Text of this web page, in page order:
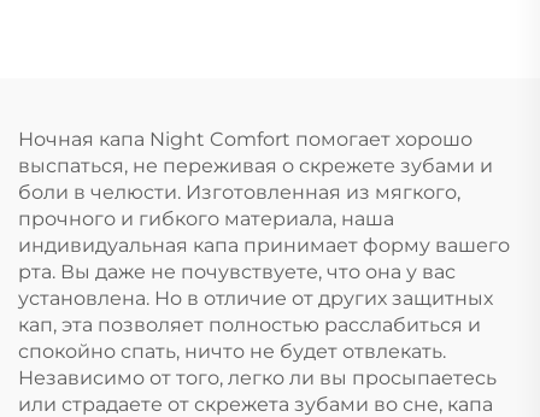
остановки дыхания
ртом во сне Лента
для рта
Ночная капа Night Comfort помогает хорошо
выспаться, не переживая о скрежете зубами и
боли в челюсти. Изготовленная из мягкого,
прочного и гибкого материала, наша
индивидуальная капа принимает форму вашего
рта. Вы даже не почувствуете, что она у вас
установлена. Но в отличие от других защитных
кап, эта позволяет полностью расслабиться и
спокойно спать, ничто не будет отвлекать.
Независимо от того, легко ли вы просыпаетесь
или страдаете от скрежета зубами во сне, капа